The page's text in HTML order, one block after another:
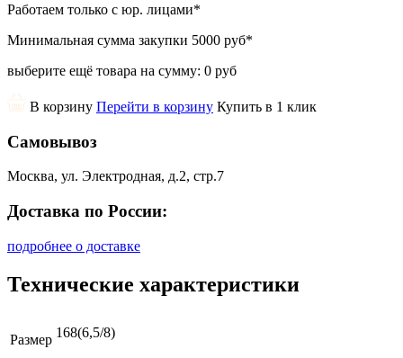
Работаем только с юр. лицами*
Минимальная сумма закупки 5000 руб*
выберите ещё товара на сумму: 0 руб
В корзину Перейти в корзину Купить в 1 клик
Самовывоз
Москва, ул. Электродная, д.2, стр.7
Доставка по России:
подробнее о доставке
Технические характеристики
Размер 168(6,5/8)